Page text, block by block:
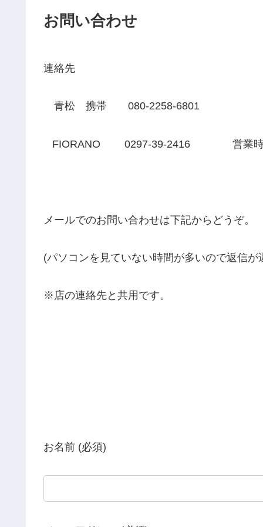
お問い合わせ
連絡先
青松 携帯 080-2258-6801
FIORANO 0297-39-2416 営業時間
メールでのお問い合わせは下記からどうぞ。
(パソコンを見ていない時間が多いので返信
※店の連絡先と共用です。
お名前 (必須)